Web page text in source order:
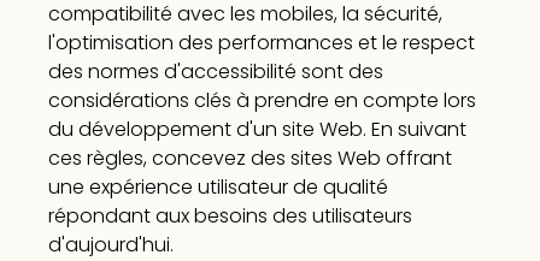
compatibilité avec les mobiles, la sécurité,
l'optimisation des performances et le respect
des normes d'accessibilité sont des
considérations clés à prendre en compte lors
du développement d'un site Web. En suivant
ces règles, concevez des sites Web offrant
une expérience utilisateur de qualité
répondant aux besoins des utilisateurs
d'aujourd'hui.